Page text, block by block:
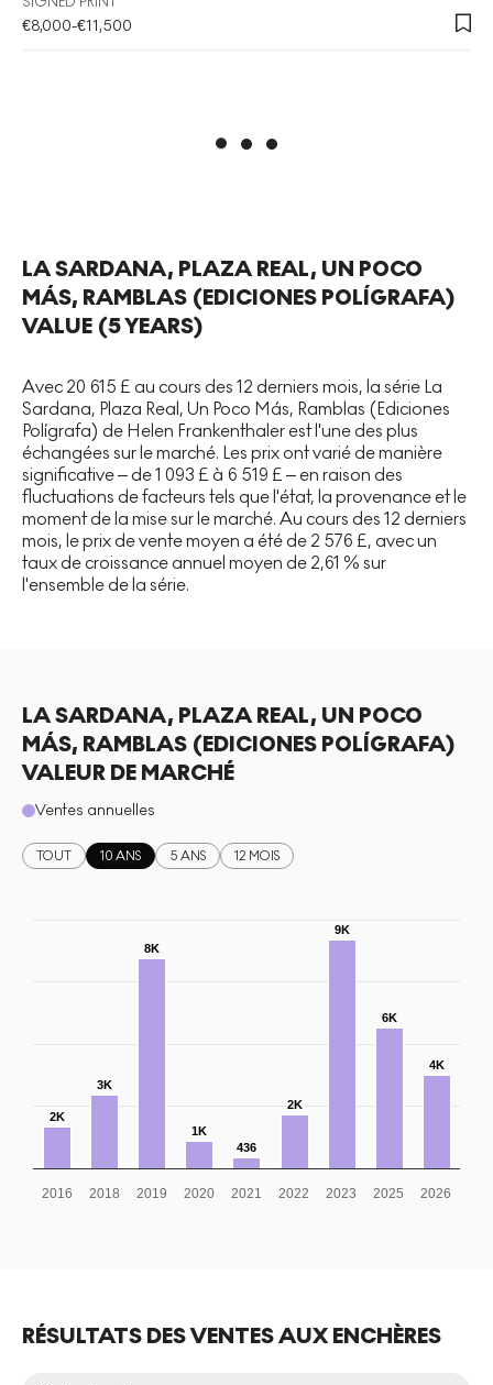
€8,000-€11,500
LA SARDANA, PLAZA REAL, UN POCO
MÁS, RAMBLAS (EDICIONES POLÍGRAFA)
VALUE (5 YEARS)
Avec 20 615 £ au cours des 12 derniers mois, la série La
Sardana, Plaza Real, Un Poco Más, Ramblas (Ediciones
Polígrafa) de Helen Frankenthaler est l'une des plus
échangées sur le marché. Les prix ont varié de manière
significative – de 1 093 £ à 6 519 £ – en raison des
fluctuations de facteurs tels que l'état, la provenance et le
moment de la mise sur le marché. Au cours des 12 derniers
mois, le prix de vente moyen a été de 2 576 £, avec un
taux de croissance annuel moyen de 2,61 % sur
l'ensemble de la série.
LA SARDANA, PLAZA REAL, UN POCO
MÁS, RAMBLAS (EDICIONES POLÍGRAFA)
VALEUR DE MARCHÉ
Ventes annuelles
TOUT 10 ANS 5 ANS 12 MOIS
2K
3K
8K
1K
436
2K
9K
6K
4K
2016 2018 2019 2020 2021 2022 2023 2025 2026
RÉSULTATS DES VENTES AUX ENCHÈRES